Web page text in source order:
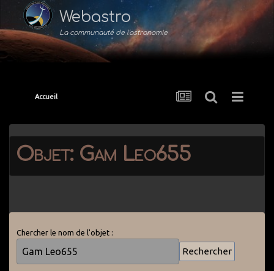
Webastro
La communauté de l'astronomie
Accueil
Objet: Gam Leo655
Chercher le nom de l'objet :